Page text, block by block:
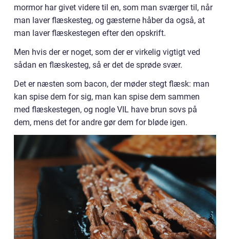
mormor har givet videre til en, som man sværger til, når
man laver flæskesteg, og gæsterne håber da også, at
man laver flæskestegen efter den opskrift.
Men hvis der er noget, som der er virkelig vigtigt ved
sådan en flæskesteg, så er det de sprøde svær.
Det er næsten som bacon, der møder stegt flæsk: man
kan spise dem for sig, man kan spise dem sammen
med flæskestegen, og nogle VIL have brun sovs på
dem, mens det for andre gør dem for bløde igen.